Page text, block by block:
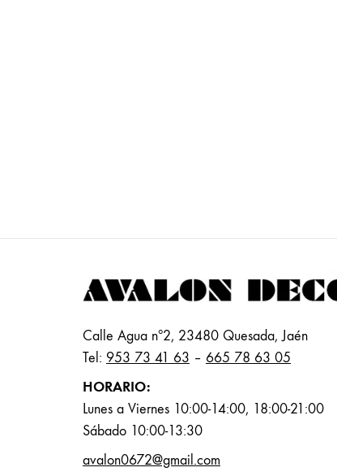
Calle Agua nº2, 23480 Quesada, Jaén
Tel: 953 73 41 63 – 665 78 63 05
HORARIO:
Lunes a Viernes 10:00-14:00, 18:00-21:00
Sábado 10:00-13:30
avalon0672@gmail.com